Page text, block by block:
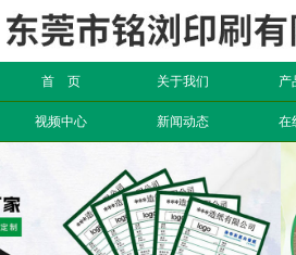
首 页 关于我们 产
视频中心 新闻动态 在